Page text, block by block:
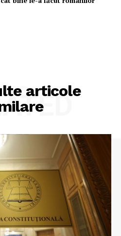
articole